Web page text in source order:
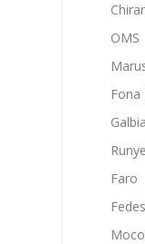
OMS
Fona
Faro